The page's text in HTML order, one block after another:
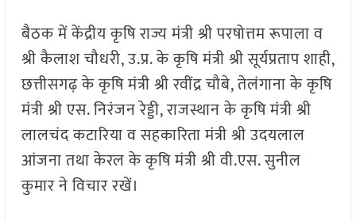
बैठक में केंद्रीय कृषि राज्य मंत्री श्री परषोत्तम रूपाला व
श्री कैलाश चौधरी, उ.प्र. के कृषि मंत्री श्री सूर्यप्रताप शाही,
छत्तीसगढ़ के कृषि मंत्री श्री रवींद्र चौबे, तेलंगाना के कृषि
मंत्री श्री एस. निरंजन रेड्डी, राजस्थान के कृषि मंत्री श्री
लालचंद कटारिया व सहकारिता मंत्री श्री उदयलाल
आंजना तथा केरल के कृषि मंत्री श्री वी.एस. सुनील
कुमार ने विचार रखें।